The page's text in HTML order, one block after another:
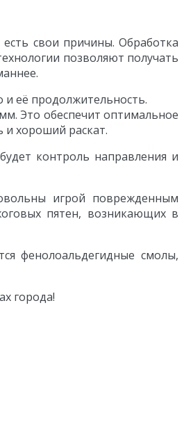
свои причины. Обработка
позволяют получать
и её продолжительность.
Это обеспечит оптимальное
и хороший раскат.
контроль направления и
игрой поврежденным
пятен, возникающих в
фенолоальдегидные смолы,
города!